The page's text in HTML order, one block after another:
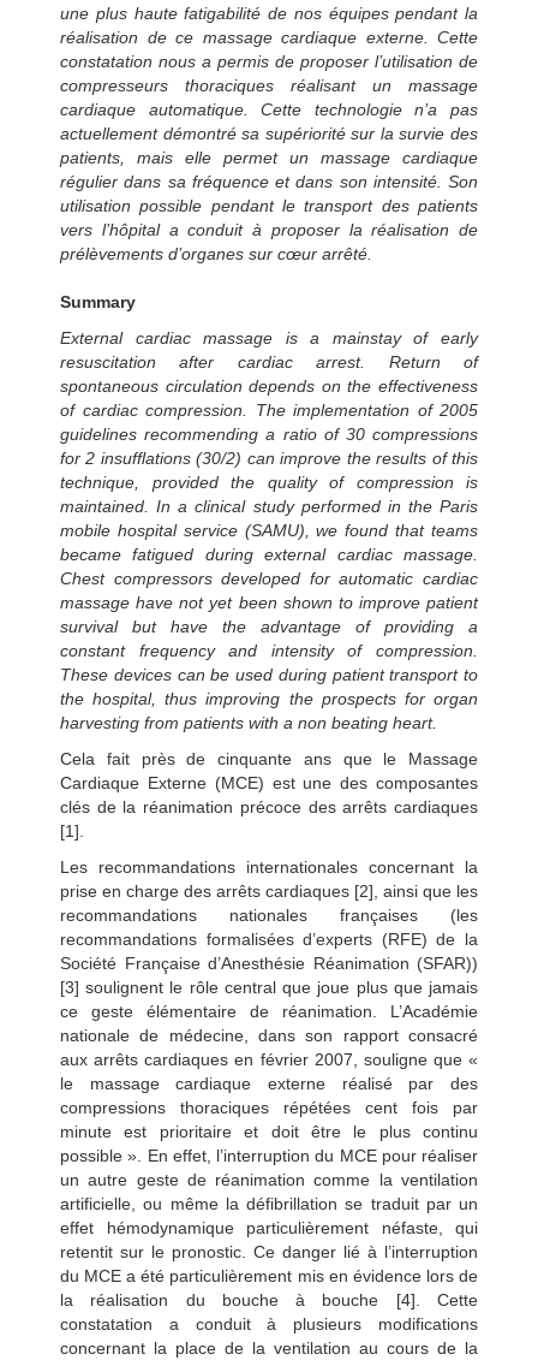
une plus haute fatigabilité de nos équipes pendant la
réalisation de ce massage cardiaque externe. Cette
constatation nous a permis de proposer l’utilisation de
compresseurs thoraciques réalisant un massage
cardiaque automatique. Cette technologie n’a pas
actuellement démontré sa supériorité sur la survie des
patients, mais elle permet un massage cardiaque
régulier dans sa fréquence et dans son intensité. Son
utilisation possible pendant le transport des patients
vers l’hôpital a conduit à proposer la réalisation de
prélèvements d’organes sur cœur arrêté.
Summary
External cardiac massage is a mainstay of early
resuscitation after cardiac arrest. Return of
spontaneous circulation depends on the effectiveness
of cardiac compression. The implementation of 2005
guidelines recommending a ratio of 30 compressions
for 2 insufflations (30/2) can improve the results of this
technique, provided the quality of compression is
maintained. In a clinical study performed in the Paris
mobile hospital service (SAMU), we found that teams
became fatigued during external cardiac massage.
Chest compressors developed for automatic cardiac
massage have not yet been shown to improve patient
survival but have the advantage of providing a
constant frequency and intensity of compression.
These devices can be used during patient transport to
the hospital, thus improving the prospects for organ
harvesting from patients with a non beating heart.
Cela fait près de cinquante ans que le Massage
Cardiaque Externe (MCE) est une des composantes
clés de la réanimation précoce des arrêts cardiaques
[1].
Les recommandations internationales concernant la
prise en charge des arrêts cardiaques [2], ainsi que les
recommandations nationales françaises (les
recommandations formalisées d’experts (RFE) de la
Société Française d’Anesthésie Réanimation (SFAR))
[3] soulignent le rôle central que joue plus que jamais
ce geste élémentaire de réanimation. L’Académie
nationale de médecine, dans son rapport consacré
aux arrêts cardiaques en février 2007, souligne que «
le massage cardiaque externe réalisé par des
compressions thoraciques répétées cent fois par
minute est prioritaire et doit être le plus continu
possible ». En effet, l’interruption du MCE pour réaliser
un autre geste de réanimation comme la ventilation
artificielle, ou même la défibrillation se traduit par un
effet hémodynamique particulièrement néfaste, qui
retentit sur le pronostic. Ce danger lié à l’interruption
du MCE a été particulièrement mis en évidence lors de
la réalisation du bouche à bouche [4]. Cette
constatation a conduit à plusieurs modifications
concernant la place de la ventilation au cours de la